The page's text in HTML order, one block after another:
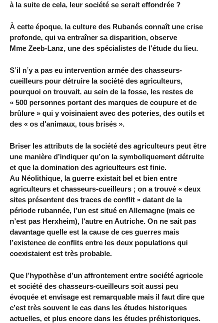
à la suite de cela, leur société se serait effondrée ?
À cette époque, la culture des Rubanés connaît une crise
profonde, qui va entraîner sa disparition, observe
Mme Zeeb-Lanz, une des spécialistes de l’étude du lieu.
S’il n’y a pas eu intervention armée des chasseurs-
cueilleurs pour détruire la société des agriculteurs,
pourquoi on trouvait, au sein de la fosse, les restes de
« 500 personnes portant des marques de coupure et de
brûlure » qui y voisinaient avec des poteries, des outils et
des « os d’animaux, tous brisés ».
Briser les attributs de la société des agriculteurs peut être
une manière d’indiquer qu’on la symboliquement détruite
et que la domination des agriculteurs est finie.
Au Néolithique, la guerre existait bel et bien entre
agriculteurs et chasseurs-cueilleurs ; on a trouvé « deux
sites présentent des traces de conflit » datant de la
période rubannée, l’un est situé en Allemagne (mais ce
n’est pas Herxheim), l’autre en Autriche. On ne sait pas
davantage quelle est la cause de ces guerres mais
l’existence de conflits entre les deux populations qui
coexistaient est très probable.
Que l’hypothèse d’un affrontement entre société agricole
et société des chasseurs-cueilleurs soit aussi peu
évoquée et envisage est remarquable mais il faut dire que
c’est très souvent le cas dans les études historiques
actuelles, et plus encore dans les études préhistoriques.